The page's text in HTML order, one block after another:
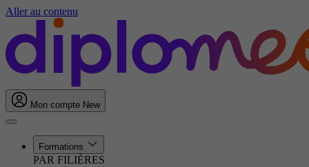
Aller au contenu
Mon compte New
Formations
PAR FILIÈRES